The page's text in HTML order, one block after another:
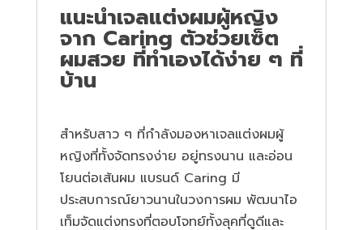
แนะนำเจลแต่งผมผู้หญิง
จาก Caring ตัวช่วยเซ็ต
ผมสวย ที่ทำเองได้ง่าย ๆ ที่
บ้าน
สำหรับสาว ๆ ที่กำลังมองหาเจลแต่งผมผู้
หญิงที่ทั้งจัดทรงง่าย อยู่ทรงนาน และอ่อน
โยนต่อเส้นผม แบรนด์ Caring มี
ประสบการณ์ยาวนานในวงการผม พัฒนาไอ
เท็มจัดแต่งทรงที่ตอบโจทย์ทั้งลุคที่ดูดีและ